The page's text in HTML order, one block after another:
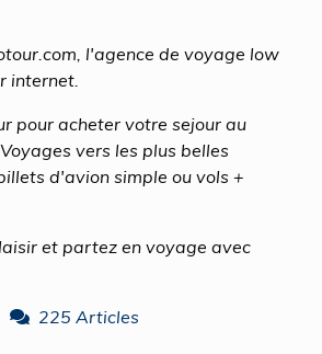
l'agence de voyage low
internet.
pour acheter votre sejour au
vers les plus belles
d'avion simple ou vols +
et partez en voyage avec
225 Articles